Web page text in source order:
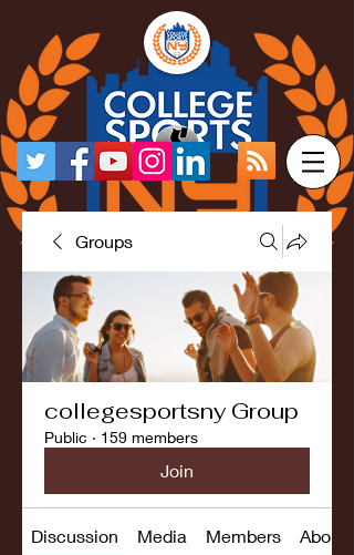
Groups
collegesportsny Group
Public · 159 members
Join
Discussion Media Members About